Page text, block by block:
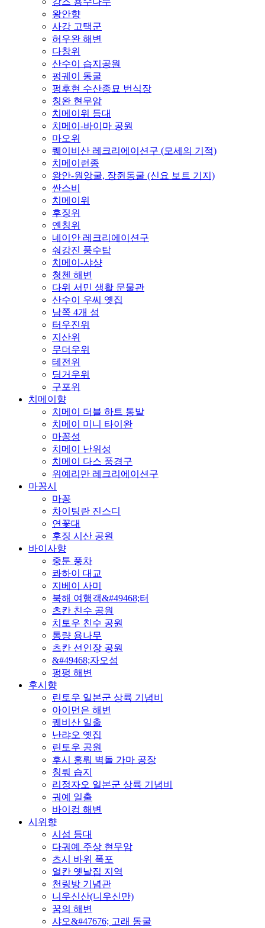
왕안향
사강 고택군
허우완 해변
다창위
산수이 습지공원
펑궤이 동굴
펑후현 수산종묘 번식장
칭완 현무암
치메이위 등대
치메이-바이마 공원
마오위
퀘이비산 레크리에이션구 (모세의 기적)
치메이런종
왕안-원앙굴, 장쥔동굴 (신요 보트 기지)
싼스비
치메이위
후징위
옌칭위
네이안 레크리에이션구
숴강진 풍수탑
치메이-샤샹
청첸 해변
다위 서민 생활 문물관
산수이 우씨 옛집
남쪽 4개 섬
터우진위
지산위
무더우위
테전위
딩거우위
구포위
치메이향
치메이 더블 하트 통발
치메이 미니 타이완
마꽁성
치메이 난위성
치메이 다스 풍경구
위예리만 레크리에이션구
마꽁시
마꽁
차이팅란 진스디
연꽃대
후징 시산 공원
바이사향
중툰 풍차
콰하이 대교
지베이 사미
북해 여행객&#49468;터
츠칸 친수 공원
치토우 친수 공원
통량 용나무
츠칸 선인장 공원
&#49468;자오섬
펑펑 해변
후시향
린토우 일본군 상륙 기념비
아이먼은 해변
퀘비산 일출
난랴오 옛집
린토우 공원
후시 홍뤄 벽돌 가마 공장
칭뤄 습지
리정자오 일본군 상륙 기념비
궈예 일출
바이컹 해변
시위향
시섬 등대
다궈예 주상 현무암
츠시 바위 폭포
얼칸 옛날집 지역
천링방 기념관
니우신산(니우신만)
꿈의 해변
샤오&#47676; 고래 동굴